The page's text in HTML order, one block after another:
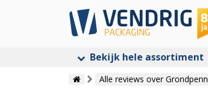
Bekijk hele assortiment
Alle reviews over